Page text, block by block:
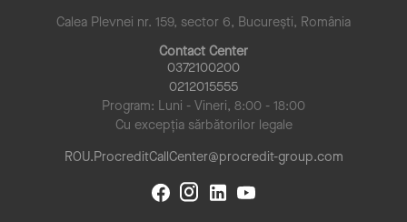
Calea Plevnei nr. 159, sector 6, București, România
Contact Center
0372100200
0212015555
Program: Luni - Vineri, 8:00 - 18:00
Cu excepția sărbătorilor legale
ROU.ProcreditCallCenter@procredit-group.com